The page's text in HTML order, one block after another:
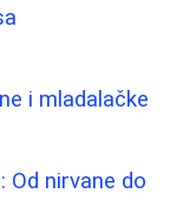
i mladalačke
Od nirvane do